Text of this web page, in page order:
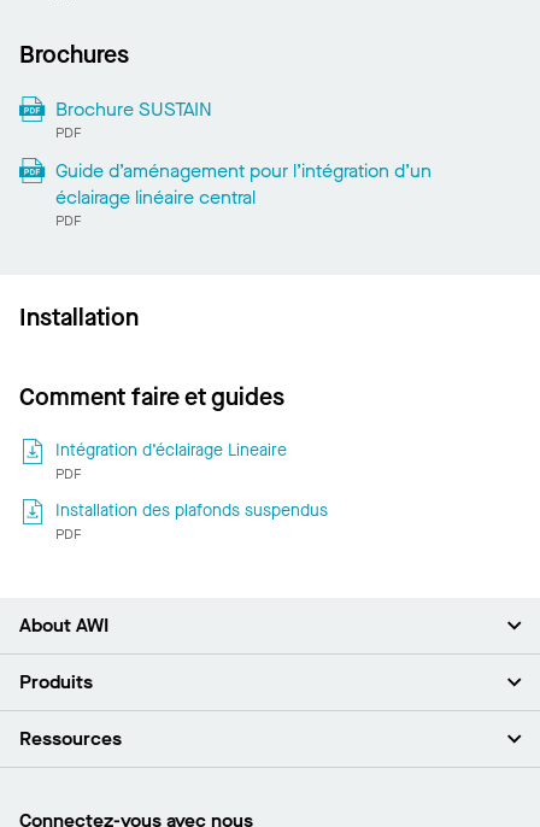
Brochures
Brochure SUSTAIN
PDF
Guide d’aménagement pour l’intégration d’un
éclairage linéaire central
PDF
Installation
Comment faire et guides
Intégration d’éclairage Lineaire
PDF
Installation des plafonds suspendus
PDF
About AWI
À propos de nous
Espace presse
Produits
Plafonds
Ressources
Trouver un distributeur
Connectez-vous avec nous